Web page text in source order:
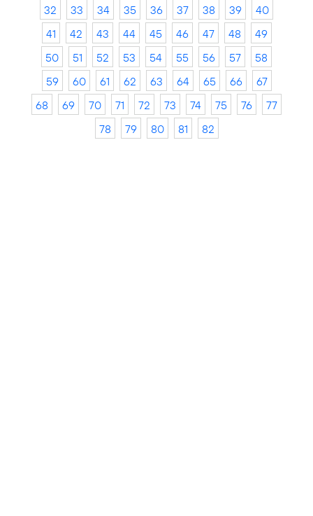
32
33 34 35 36 37 38 39
40
41
42 43 44 45 46 47 48
49
50
51 52 53 54 55 56 57
58
59
60 61 62 63 64 65 66
67
68
69 70 71 72 73 74 75 76
77
78
79 80 81 82